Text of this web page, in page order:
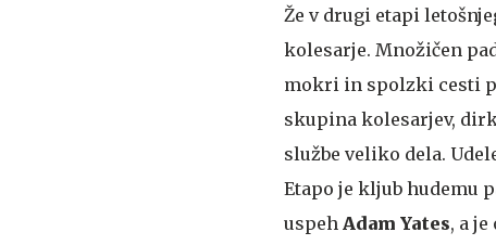
Že v drugi etapi
kolesarje. Množičen
mokri in spolzki cesti
skupina kolesarjev,
službe veliko dela.
Etapo je kljub hudemu
uspeh Adam Yates, a